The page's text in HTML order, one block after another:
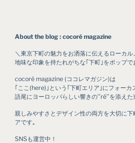
About the blog : cocoré magazine
＼東京下町の魅力をお洒落に伝えるローカル
地味な印象を持たれがちな｢下町｣をポップで
cocoré magazine (ココレマガジン)は
｢ここ(here)｣という｢下町エリア｣にフォーカ
語尾にヨーロッパらしい響きの’’ré’’を添えた
親しみやすさとデザイン性の両方を大切に
アです｡
SNSも運営中！